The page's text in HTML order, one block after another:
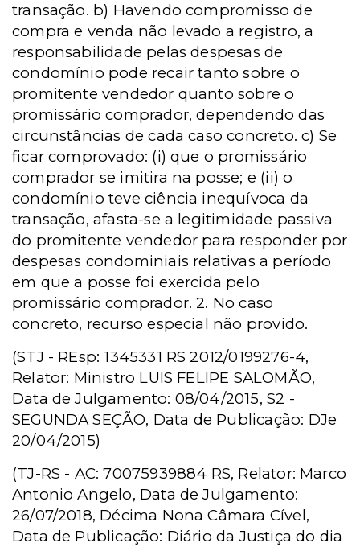
transação. b) Havendo compromisso de
compra e venda não levado a registro, a
responsabilidade pelas despesas de
condomínio pode recair tanto sobre o
promitente vendedor quanto sobre o
promissário comprador, dependendo das
circunstâncias de cada caso concreto. c) Se
ficar comprovado: (i) que o promissário
comprador se imitira na posse; e (ii) o
condomínio teve ciência inequívoca da
transação, afasta-se a legitimidade passiva
do promitente vendedor para responder por
despesas condominiais relativas a período
em que a posse foi exercida pelo
promissário comprador. 2. No caso
concreto, recurso especial não provido.
(STJ - REsp: 1345331 RS 2012/0199276-4,
Relator: Ministro LUIS FELIPE SALOMÃO,
Data de Julgamento: 08/04/2015, S2 -
SEGUNDA SEÇÃO, Data de Publicação: DJe
20/04/2015)
(TJ-RS - AC: 70075939884 RS, Relator: Marco
Antonio Angelo, Data de Julgamento:
26/07/2018, Décima Nona Câmara Cível,
Data de Publicação: Diário da Justiça do dia